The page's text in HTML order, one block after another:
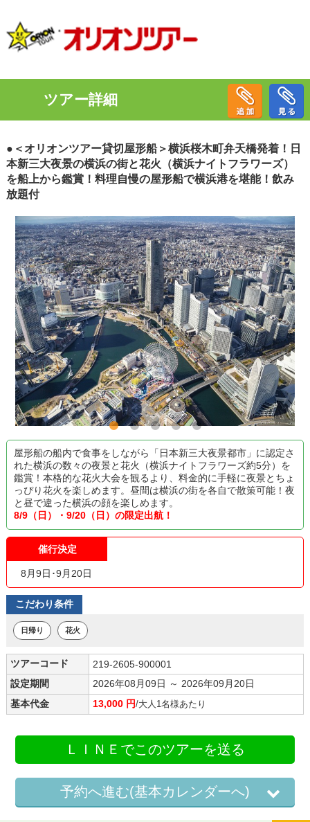
ツアー詳細
●＜オリオンツアー貸切屋形船＞横浜桜木町弁天橋発着！日
本新三大夜景の横浜の街と花火（横浜ナイトフラワーズ）
を船上から鑑賞！料理自慢の屋形船で横浜港を堪能！飲み
放題付
屋形船の船内で食事をしながら「日本新三大夜景都市」に認定さ
れた横浜の数々の夜景と花火（横浜ナイトフラワーズ約5分）を
鑑賞！本格的な花火大会を観るより、料金的に手軽に夜景とちょ
っぴり花火を楽しめます。昼間は横浜の街を各自で散策可能！夜
と昼で違った横浜の顔を楽しめます。
8/9（日）・9/20（日）の限定出航！
催行決定
8月9日･9月20日
こだわり条件
日帰り 花火
ツアーコード
219-2605-900001
設定期間
2026年08月09日 ～ 2026年09月20日
基本代金
13,000 円/大人1名様あたり
ＬＩＮＥでこのツアーを送る
予約へ進む(基本カレンダーへ)